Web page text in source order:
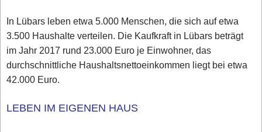
In Lübars leben etwa 5.000 Menschen, die sich auf etwa
3.500 Haushalte verteilen. Die Kaufkraft in Lübars beträgt
im Jahr 2017 rund 23.000 Euro je Einwohner, das
durchschnittliche Haushaltsnettoeinkommen liegt bei etwa
42.000 Euro.
LEBEN IM EIGENEN HAUS